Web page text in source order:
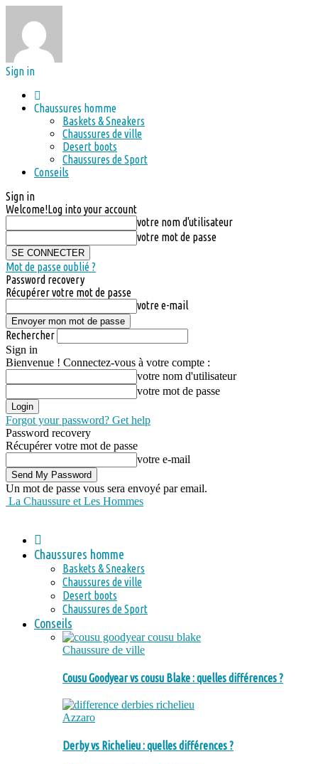
Sign in
Chaussures homme
Baskets & Sneakers
Chaussures de ville
Desert boots
Chaussures de Sport
Conseils
Sign in
Welcome!Log into your account
votre nom d'utilisateur
votre mot de passe
Mot de passe oublié ?
Password recovery
Récupérer votre mot de passe
votre e-mail
Rechercher
Sign in
Bienvenue ! Connectez-vous à votre compte :
votre nom d'utilisateur
votre mot de passe
Forgot your password? Get help
Password recovery
Récupérer votre mot de passe
votre e-mail
Un mot de passe vous sera envoyé par email.
La Chaussure et Les Hommes
Chaussures homme
Baskets & Sneakers
Chaussures de ville
Desert boots
Chaussures de Sport
Conseils
Chaussure de ville
Cousu Goodyear vs cousu Blake : quelles différences ?
Azzaro
Derby vs Richelieu : quelles différences ?